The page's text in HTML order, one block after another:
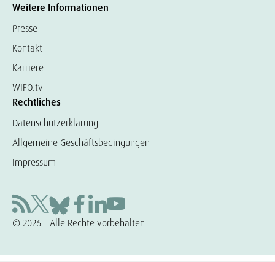
Weitere Informationen
Presse
Kontakt
Karriere
WIFO.tv
Rechtliches
Datenschutzerklärung
Allgemeine Geschäftsbedingungen
Impressum
© 2026 – Alle Rechte vorbehalten